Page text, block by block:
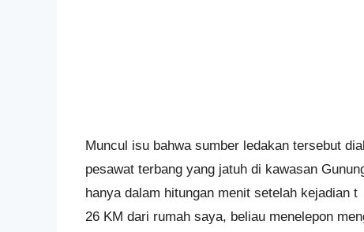
Muncul isu bahwa sumber ledakan tersebut
pesawat terbang yang jatuh di kawasan
hanya dalam hitungan menit setelah kejadian
26 KM dari rumah saya, beliau menelepon